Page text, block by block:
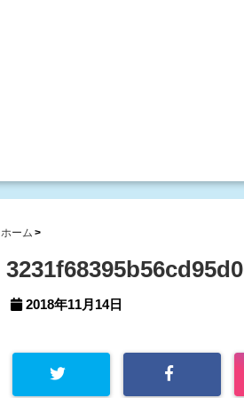
ホーム
2018年11月14日